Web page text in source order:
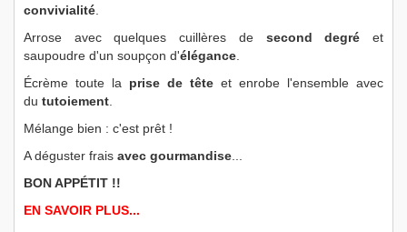
convivialité
Arrose avec quelques cuillères de second degré et
saupoudre d'un soupçon d'élégance
Écrème toute la prise de tête et enrobe l'ensemble avec
du tutoiement
Mélange bien : c'est prêt !
A déguster frais avec gourmandise
BON APPÉTIT !!
EN SAVOIR PLUS...